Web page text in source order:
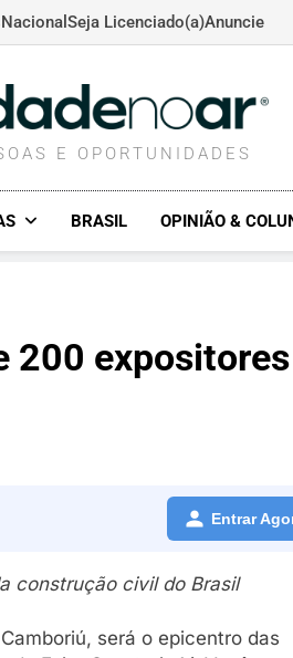
Nacional Seja Licenciado(a)Anuncie
E OPORTUNIDADES
BRASIL OPINIÃO &
200 expositores
Entrar
construção civil do Brasil
será o epicentro das